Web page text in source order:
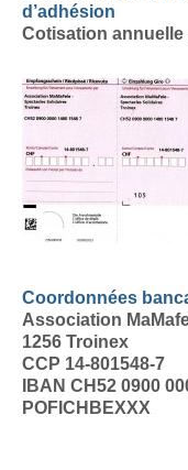
d’adhésion
Cotisation annuelle
Coordonnées
Association
1256 Troinex
CCP 14-801548-7
IBAN CH52 0900
POFICHBEXXX